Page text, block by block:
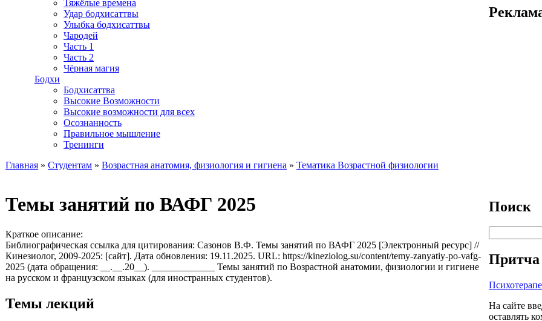
Тяжёлые времена
Удар бодхисаттвы
Улыбка бодхисаттвы
Чародей
Часть 1
Часть 2
Чёрная магия
Бодхи
Бодхисаттва
Высокие Возможности
Высокие возможности для всех
Осознанность
Правильное мышление
Тренинги
Главная » Студентам » Возрастная анатомия, физиология и гигиена » Тематика Возрастной физиологии
Темы занятий по ВАФГ 2025
Краткое описание:
Библиографическая ссылка для цитирования: Сазонов В.Ф. Темы занятий по ВАФГ 2025 [Электронный ресурс] //
Кинезиолог, 2009-2025: [сайт]. Дата обновления: 19.11.2025. URL: https://kineziolog.su/content/temy-zanyatiy-po-vafg-
2025 (дата обращения: __.__.20__). _____________ Темы занятий по Возрастной анатомии, физиологии и гигиене
на русском и французском языках (для иностранных студентов).
Темы лекций
Поиск
Притча
На сайте
оставлять